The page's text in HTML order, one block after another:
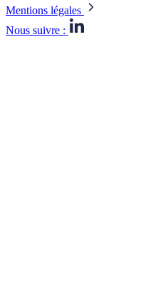
Mentions légales
Nous suivre :